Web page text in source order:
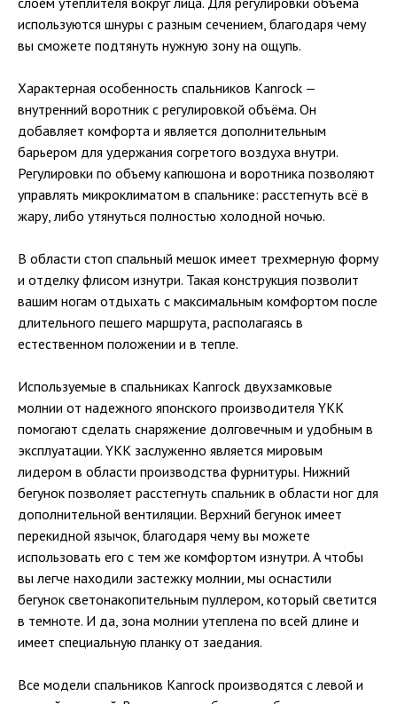
используются шнуры с разным сечением, благодаря чему
вы сможете подтянуть нужную зону на ощупь.
Характерная особенность спальников Kanrock —
внутренний воротник с регулировкой объёма. Он
добавляет комфорта и является дополнительным
барьером для удержания согретого воздуха внутри.
Регулировки по объему капюшона и воротника позволяют
управлять микроклиматом в спальнике: расстегнуть всё в
жару, либо утянуться полностью холодной ночью.
В области стоп спальный мешок имеет трехмерную форму
и отделку флисом изнутри. Такая конструкция позволит
вашим ногам отдыхать с максимальным комфортом после
длительного пешего маршрута, располагаясь в
естественном положении и в тепле.
Используемые в спальниках Kanrock двухзамковые
молнии от надежного японского производителя YKK
помогают сделать снаряжение долговечным и удобным в
эксплуатации. YKK заслуженно является мировым
лидером в области производства фурнитуры. Нижний
бегунок позволяет расстегнуть спальник в области ног для
дополнительной вентиляции. Верхний бегунок имеет
перекидной язычок, благодаря чему вы можете
использовать его с тем же комфортом изнутри. А чтобы
вы легче находили застежку молнии, мы оснастили
бегунок светонакопительным пуллером, который светится
в темноте. И да, зона молнии утеплена по всей длине и
имеет специальную планку от заедания.
Все модели спальников Kanrock производятся с левой и